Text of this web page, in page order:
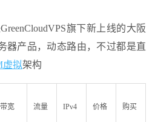
旗下新上线的大阪
器产品，动态路由，不过都是直
拟架构
带宽 流量 IPv4 价格 购买